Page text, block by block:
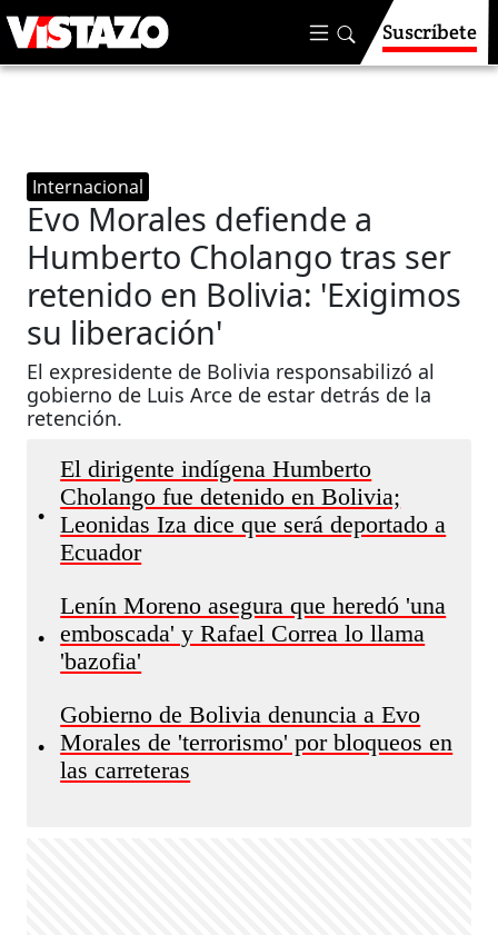
Suscríbete
Internacional
Evo Morales defiende a
Humberto Cholango tras ser
retenido en Bolivia: 'Exigimos
su liberación'
El expresidente de Bolivia responsabilizó al
gobierno de Luis Arce de estar detrás de la
retención.
•
El dirigente indígena Humberto
Cholango fue detenido en Bolivia;
Leonidas Iza dice que será deportado a
Ecuador
•
Lenín Moreno asegura que heredó 'una
emboscada' y Rafael Correa lo llama
'bazofia'
•
Gobierno de Bolivia denuncia a Evo
Morales de 'terrorismo' por bloqueos en
las carreteras